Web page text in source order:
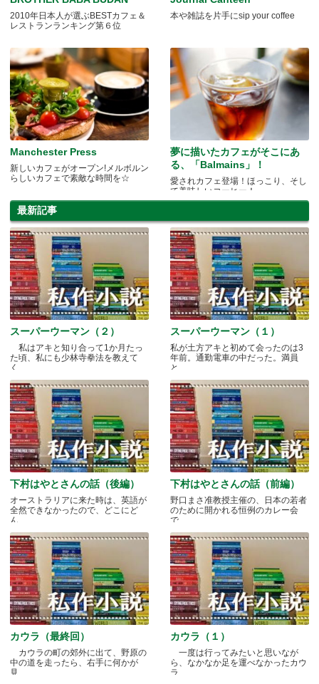
2010年日本人が選ぶBESTカフェ＆
レストランランキング第６位
本や雑誌を片手にsip your coffee
Manchester Press
新しいカフェがオープン!メルボルン
らしいカフェで素敵な時間を☆
夢に描いたカフェがそこにあ
る、「Balmains」！
愛されカフェ登場！ほっこり、そし
て美味しいコーヒー！
最新記事
スーパーウーマン（２）
私はアキと知り合って1か月たっ
た頃、私にも少林寺拳法を教えて
く.....
スーパーウーマン（１）
私が土方アキと初めて会ったのは3
年前。通勤電車の中だった。満員
と.....
下村はやとさんの話（後編）
オーストラリアに来た時は、英語が
全然できなかったので、どこにど
ん.....
下村はやとさんの話（前編）
野口まさ准教授主催の、日本の若者
のために開かれる恒例のカレー会
で.....
カウラ（最終回）
カウラの町の郊外に出て、野原の
中の道を走ったら、右手に何かが
見.....
カウラ（１）
一度は行ってみたいと思いなが
ら、なかなか足を運べなかったカウ
ラ.....